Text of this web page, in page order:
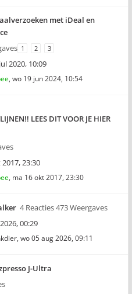
met iDeal en
1 2 3
2020, 10:09
, wo 19 jun 2024, 10:54
LEES DIT VOOR JE HIER
23:30
, ma 16 okt 2017, 23:30
4 Reacties 473 Weergaves
00:29
, wo 05 aug 2026, 09:11
J-Ultra